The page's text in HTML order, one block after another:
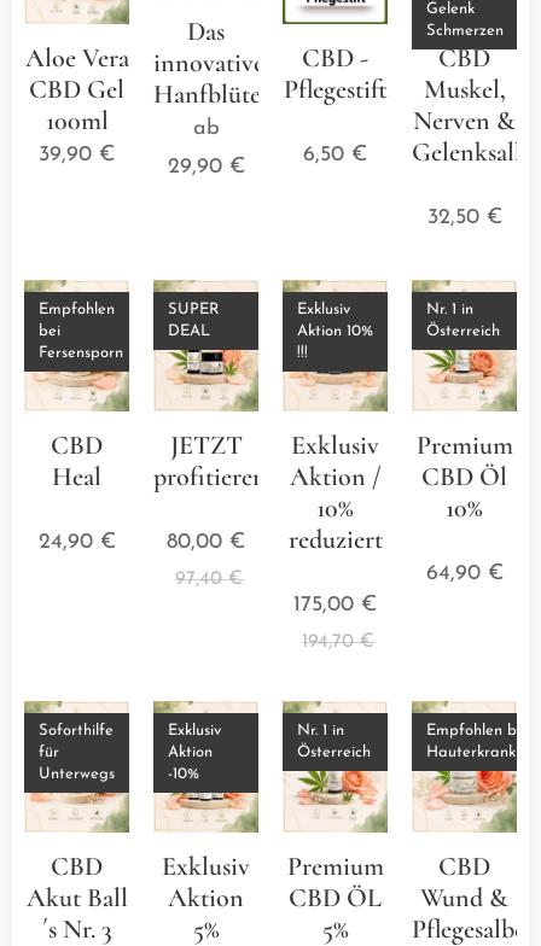
Aloe Vera
CBD Gel
100ml
39,90 €
Das
innovative
Hanfblütenkissen
ab
29,90€
CBD -
Pflegestift
⭐⭐⭐⭐⭐
6,50 €
CBD
Muskel,
Nerven &
Gelenksalbe
Gelenk
Schmerzen
32,50€
CBD
Heal
Empfohlen
bei
Fersensporn
24,90€
JETZT
profitieren
SUPER
DEAL
80,00 €
97,40€
Exklusiv
Aktion /
10%
reduziert
⭐⭐⭐⭐⭐
Exklusiv
Aktion 10%
!!!
175,00 €
194,70€
Premium
CBD Öl
10%
Nr. 1 in
Österreich
64,90€
CBD
Akut Ball
´s Nr. 3
Soforthilfe
für
Unterwegs
Exklusiv
Aktion
5%
Exklusiv
Aktion
-10%
Premium
CBD ÖL
5%
Nr. 1 in
Österreich
CBD
Wund &
Pflegesalbe
Empfohlen bei